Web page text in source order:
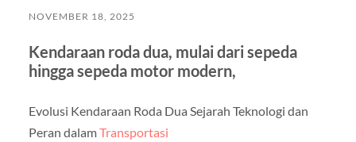
NOVEMBER 18, 2025
Kendaraan roda dua, mulai dari sepeda
hingga sepeda motor modern,
Evolusi Kendaraan Roda Dua Sejarah Teknologi dan
Peran dalamTransportasi